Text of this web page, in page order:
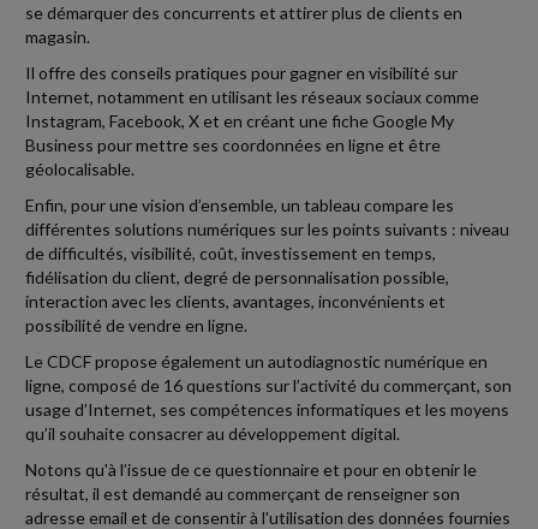
se démarquer des concurrents et attirer plus de clients en
magasin.
Il offre des conseils pratiques pour gagner en visibilité sur
Internet, notamment en utilisant les réseaux sociaux comme
Instagram, Facebook, X et en créant une fiche Google My
Business pour mettre ses coordonnées en ligne et être
géolocalisable.
Enfin, pour une vision d’ensemble, un tableau compare les
différentes solutions numériques sur les points suivants : niveau
de difficultés, visibilité, coût, investissement en temps,
fidélisation du client, degré de personnalisation possible,
interaction avec les clients, avantages, inconvénients et
possibilité de vendre en ligne.
Le CDCF propose également un autodiagnostic numérique en
ligne, composé de 16 questions sur l’activité du commerçant, son
usage d’Internet, ses compétences informatiques et les moyens
qu’il souhaite consacrer au développement digital.
Notons qu'à l’issue de ce questionnaire et pour en obtenir le
résultat, il est demandé au commerçant de renseigner son
adresse email et de consentir à l'utilisation des données fournies